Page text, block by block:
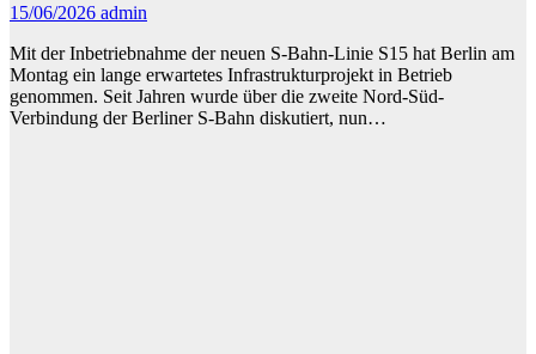
15/06/2026 admin
Mit der Inbetriebnahme der neuen S-Bahn-Linie S15 hat Berlin am
Montag ein lange erwartetes Infrastrukturprojekt in Betrieb
genommen. Seit Jahren wurde über die zweite Nord-Süd-
Verbindung der Berliner S-Bahn diskutiert, nun…